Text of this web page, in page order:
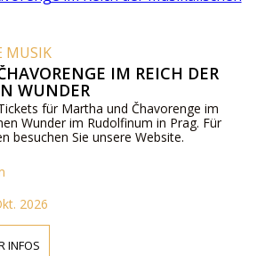
MUSIK
IM REICH DER
WUNDER
für Martha und Čhavorenge im
Wunder im Rudolfinum in Prag. Für
besuchen Sie unsere Website.
2026
INFOS